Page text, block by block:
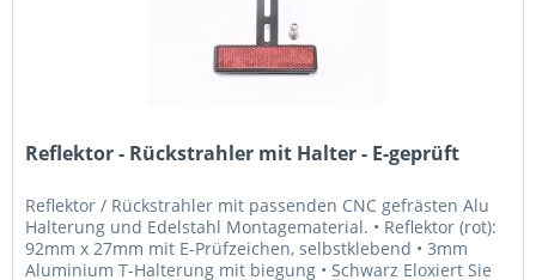
Reflektor - Rückstrahler mit Halter - E-geprüft
Reflektor / Rückstrahler mit passenden CNC gefrästen Alu
Halterung und Edelstahl Montagematerial. • Reflektor (rot):
92mm x 27mm mit E-Prüfzeichen, selbstklebend • 3mm
Aluminium T-Halterung mit biegung • Schwarz Eloxiert Sie